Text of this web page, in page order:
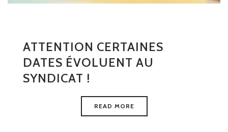
ATTENTION CERTAINES
DATES ÉVOLUENT AU
SYNDICAT !
READ MORE